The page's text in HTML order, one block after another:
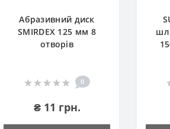
Абразивний диск
SMIRDEX 125 мм 8
отворів
0
₴ 11 грн.